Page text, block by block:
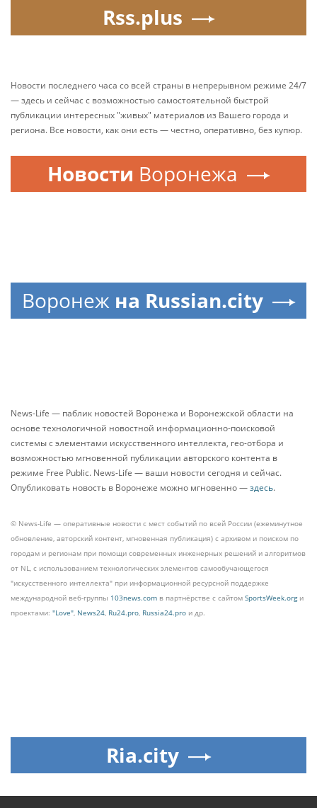
Rss.plus
Новости последнего часа со всей страны в непрерывном режиме 24/7
— здесь и сейчас с возможностью самостоятельной быстрой
публикации интересных "живых" материалов из Вашего города и
региона. Все новости, как они есть — честно, оперативно, без купюр.
Новости Воронежа
Воронеж на Russian.city
News-Life — паблик новостей Воронежа и Воронежской области на
основе технологичной новостной информационно-поисковой
системы с элементами искусственного интеллекта, гео-отбора и
возможностью мгновенной публикации авторского контента в
режиме Free Public. News-Life — ваши новости сегодня и сейчас.
Опубликовать новость в Воронеже можно мгновенно —здесь.
© News-Life — оперативные новости с мест событий по всей России (ежеминутное
обновление, авторский контент, мгновенная публикация) с архивом и поиском по
городам и регионам при помощи современных инженерных решений и алгоритмов
от NL, с использованием технологических элементов самообучающегося
"искусственного интеллекта" при информационной ресурсной поддержке
международной веб-группы 103news.com в партнёрстве с сайтом SportsWeek.orgи
проектами: "Love", News24, Ru24.pro, Russia24.pro и др.
Ria.city